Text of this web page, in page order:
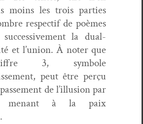
moins les trois par­ties
respec­tif de poèmes
suc­ces­sive­ment la dual­
et l’union. À not­er que
3, sym­bole
peut être perçu
de l’illusion par
menant à la paix